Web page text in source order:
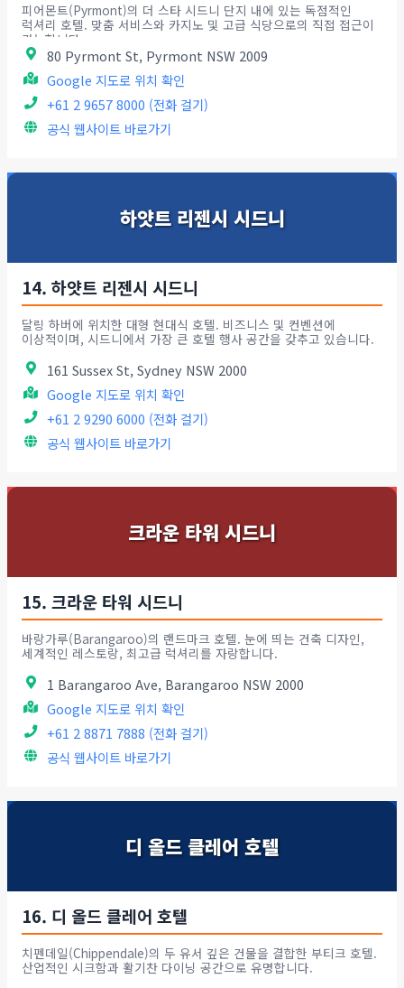
피어몬트(Pyrmont)의 더 스타 시드니 단지 내에 있는 독점적인
럭셔리 호텔. 맞춤 서비스와 카지노 및 고급 식당으로의 직접 접근이
가능합니다.
80 Pyrmont St, Pyrmont NSW 2009
Google 지도로 위치 확인
+61 2 9657 8000 (전화 걸기)
공식 웹사이트 바로가기
하얏트 리젠시 시드니
14. 하얏트 리젠시 시드니
달링 하버에 위치한 대형 현대식 호텔. 비즈니스 및 컨벤션에
이상적이며, 시드니에서 가장 큰 호텔 행사 공간을 갖추고 있습니다.
161 Sussex St, Sydney NSW 2000
Google 지도로 위치 확인
+61 2 9290 6000 (전화 걸기)
공식 웹사이트 바로가기
크라운 타워 시드니
15. 크라운 타워 시드니
바랑가루(Barangaroo)의 랜드마크 호텔. 눈에 띄는 건축 디자인,
세계적인 레스토랑, 최고급 럭셔리를 자랑합니다.
1 Barangaroo Ave, Barangaroo NSW 2000
Google 지도로 위치 확인
+61 2 8871 7888 (전화 걸기)
공식 웹사이트 바로가기
디 올드 클레어 호텔
16. 디 올드 클레어 호텔
치펜데일(Chippendale)의 두 유서 깊은 건물을 결합한 부티크 호텔.
산업적인 시크함과 활기찬 다이닝 공간으로 유명합니다.